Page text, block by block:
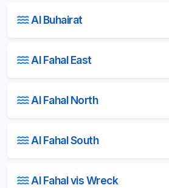
Al Buhairat
Al Fahal East
Al Fahal North
Al Fahal South
Al Fahal vis Wreck